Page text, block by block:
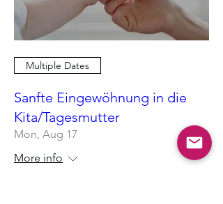
Multiple Dates
Sanfte Eingewöhnung in die
Kita/Tagesmutter
Mon, Aug 17
More info